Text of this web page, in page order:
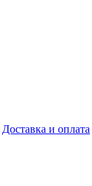
Доставка и оплата